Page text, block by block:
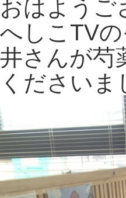
おはようご
へしこTV
井さんが芍
くださいま